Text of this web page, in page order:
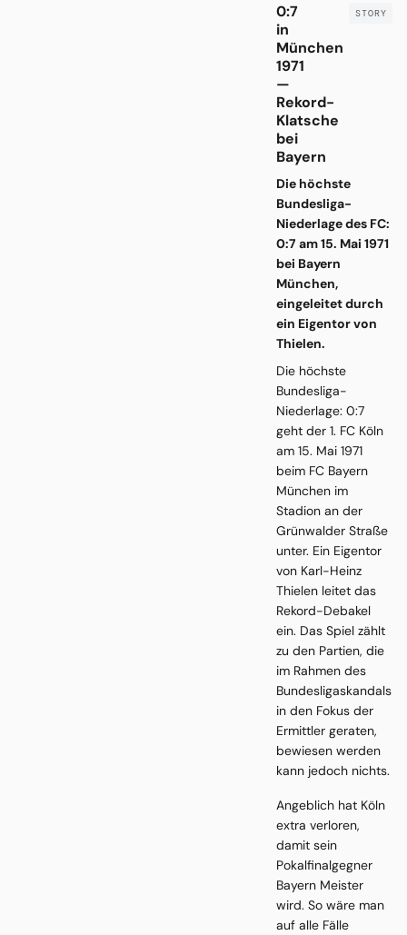
0:7
in
München
1971
—
Rekord-
Klatsche
bei
Bayern
Die höchste
Bundesliga-
Niederlage des FC:
0:7 am 15. Mai 1971
bei Bayern
München,
eingeleitet durch
ein Eigentor von
Thielen.
Die höchste
Bundesliga-
Niederlage: 0:7
geht der 1. FC Köln
am 15. Mai 1971
beim FC Bayern
München im
Stadion an der
Grünwalder Straße
unter. Ein Eigentor
von Karl-Heinz
Thielen leitet das
Rekord-Debakel
ein. Das Spiel zählt
zu den Partien, die
im Rahmen des
Bundesligaskandals
in den Fokus der
Ermittler geraten,
bewiesen werden
kann jedoch nichts.
Angeblich hat Köln
extra verloren,
damit sein
Pokalfinalgegner
Bayern Meister
wird. So wäre man
auf alle Fälle